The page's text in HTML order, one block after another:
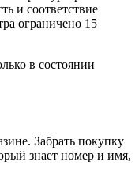
и соответствие
ограничено 15
в состоянии
Забрать покупку
знает номер и имя,